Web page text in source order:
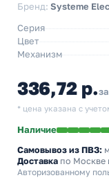
Бренд: Systeme
Серия
Цвет
Механизм
336,72 р.
* цена указана с
Наличие
Самовывоз из ПВЗ:
Доставка по Москве
Авторизованному